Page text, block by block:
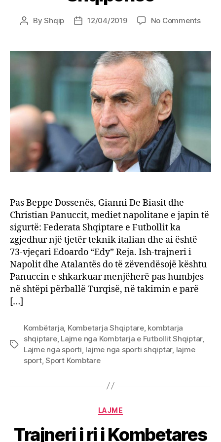
PostByShqip
Post12/04/2019 No Commentson
janë
Edy
e
Pas Beppe Dossenës, Gianni De Biasit dhe
Christian Panuccit, mediet napolitane e japin të
sigurtë: Federata Shqiptare e Futbollit ka
zgjedhur një tjetër teknik italian dhe ai është
73-vjeçari Edoardo “Edy” Reja. Ish-trajneri i
Napolit dhe Atalantës do të zëvendësojë kështu
Panuccin e shkarkuar menjëherë pas humbjes
në shtëpi përballë Turqisë, në takimin e parë
[…]
Tags
Kombëtarja, Kombetarja Shqiptare, kombtarja
shqiptare, Lajme nga Kombtarja e Futbollit Shqiptar,
Lajme nga sporti, lajme nga sporti shqiptar, lajme
sport,Sport Kombtare
Categories
LAJME
Trajneri i ri i Kombetares